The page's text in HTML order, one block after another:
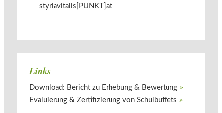
styriavitalis[PUNKT]at
Links
Download: Bericht zu Erhebung & Bewertung
Evaluierung & Zertifizierung von Schulbuffets